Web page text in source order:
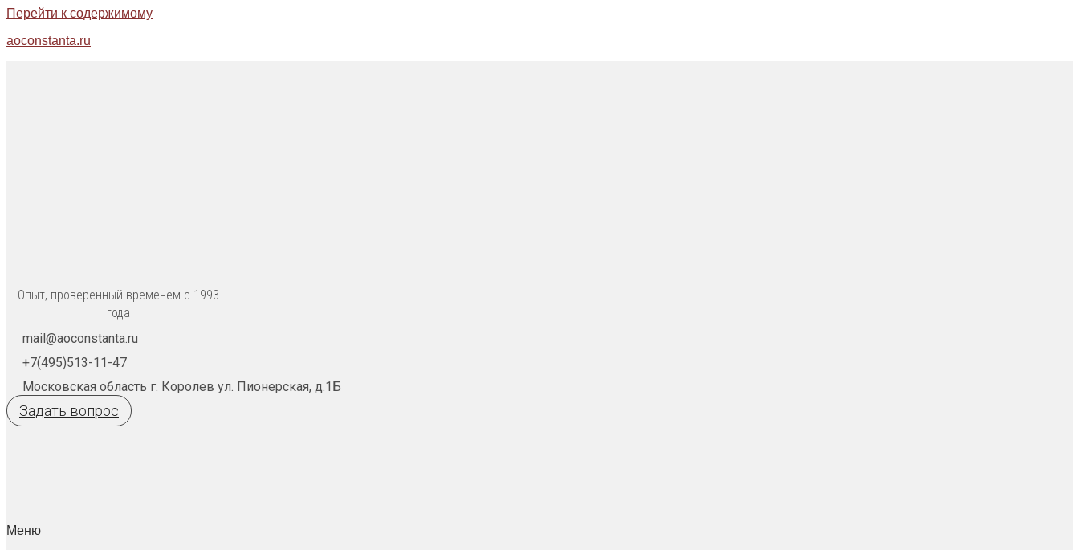
Перейти к содержимому
aoconstanta.ru
Опыт, проверенный временем с 1993
года
mail@aoconstanta.ru
+7(495)513-11-47
Московская область г. Королев ул. Пионерская, д.1Б
Задать вопрос
Меню